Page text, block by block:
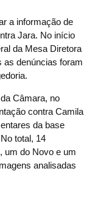
a informação de
Jara. No início
da Mesa Diretora
as denúncias foram
Câmara, no
contra Camila
da base
total, 14
um do Novo e um
analisadas